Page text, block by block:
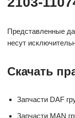
Представленные
несут
Скачать
Запчасти DAF
Запчасти MAN